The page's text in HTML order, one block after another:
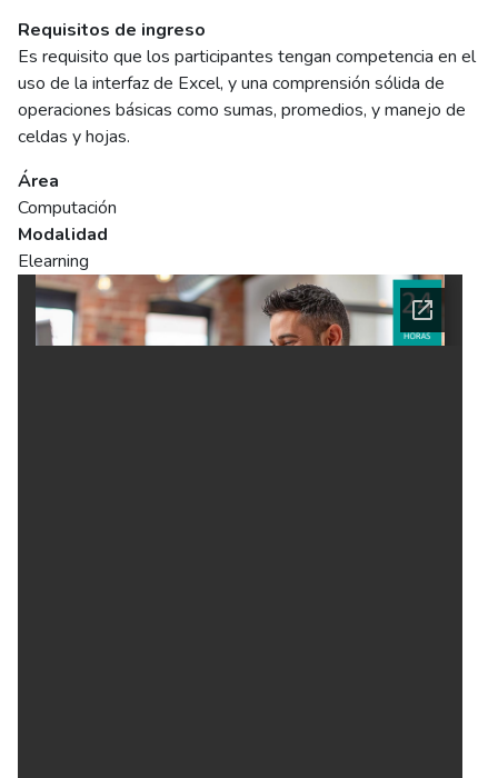
Requisitos de ingreso
Es requisito que los participantes tengan competencia en el
uso de la interfaz de Excel, y una comprensión sólida de
operaciones básicas como sumas, promedios, y manejo de
celdas y hojas.
Área
Computación
Modalidad
Elearning
Ficha del curso